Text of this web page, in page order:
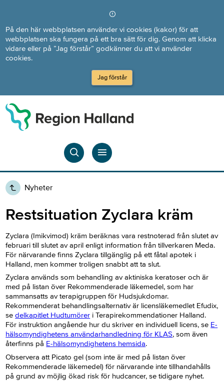
På den här webbplatsen använder vi cookies (kakor) för att
webbplatsen ska fungera på ett bra sätt för dig. Genom att klicka
vidare eller på ”Jag förstår” godkänner du att vi använder
cookies.
Jag förstår
Nyheter
Restsituation Zyclara kräm
Zyclara (Imikvimod) kräm beräknas vara restnoterad från slutet av
februari till slutet av april enligt information från tillverkaren Meda.
För närvarande finns Zyclara tillgänglig på ett fåtal apotek i
Halland, men kommer troligen snabbt att ta slut.
Zyclara används som behandling av aktiniska keratoser och är
med på listan över Rekommenderade läkemedel, som har
sammansatts av terapigruppen för Hudsjukdomar.
Rekommenderat behandlingsalternativ är licensläkemedlet Efudix,
sedelkapitlet Hudtumörer i Terapirekommendationer Halland.
För instruktion angående hur du skriver en individuell licens, se E-
hälsomyndighetens användarhandledning för KLAS, som även
återfinns på E-hälsomyndighetens hemsida.
Observera att Picato gel (som inte är med på listan över
Rekommenderade läkemedel) för närvarande inte tillhandahålls
på grund av möjlig ökad risk för hudcancer, se tidigare nyhet.